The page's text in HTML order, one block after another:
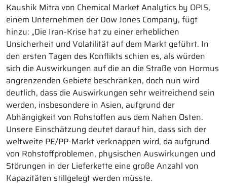
Kaushik Mitra von Chemical Market Analytics by OPIS,
einem Unternehmen der Dow Jones Company, fügt
hinzu: „Die Iran-Krise hat zu einer erheblichen
Unsicherheit und Volatilität auf dem Markt geführt. In
den ersten Tagen des Konflikts schien es, als würden
sich die Auswirkungen auf die an die Straße von Hormus
angrenzenden Gebiete beschränken, doch nun wird
deutlich, dass die Auswirkungen sehr weitreichend sein
werden, insbesondere in Asien, aufgrund der
Abhängigkeit von Rohstoffen aus dem Nahen Osten.
Unsere Einschätzung deutet darauf hin, dass sich der
weltweite PE/PP-Markt verknappen wird, da aufgrund
von Rohstoffproblemen, physischen Auswirkungen und
Störungen in der Lieferkette eine große Anzahl von
Kapazitäten stillgelegt werden müsste.